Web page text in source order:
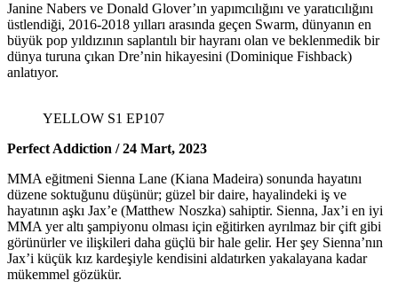
Janine Nabers ve Donald Glover’ın yapımcılığını ve yaratıcılığını
üstlendiği, 2016-2018 yılları arasında geçen Swarm, dünyanın en
büyük pop yıldızının saplantılı bir hayranı olan ve beklenmedik bir
dünya turuna çıkan Dre’nin hikayesini (Dominique Fishback)
anlatıyor.
YELLOW S1 EP107
Perfect Addiction /24 Mart, 2023
MMA eğitmeni Sienna Lane (Kiana Madeira) sonunda hayatını
düzene soktuğunu düşünür; güzel bir daire, hayalindeki iş ve
hayatının aşkı Jax’e (Matthew Noszka) sahiptir. Sienna, Jax’i en iyi
MMA yer altı şampiyonu olması için eğitirken ayrılmaz bir çift gibi
görünürler ve ilişkileri daha güçlü bir hale gelir. Her şey Sienna’nın
Jax’i küçük kız kardeşiyle kendisini aldatırken yakalayana kadar
mükemmel gözükür.